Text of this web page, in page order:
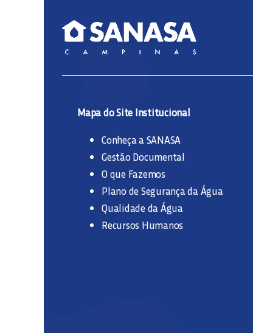
Mapa do Site Institucional
Conheça a SANASA
Gestão Documental
O que Fazemos
Plano de Segurança da Água
Qualidade da Água
Recursos Humanos